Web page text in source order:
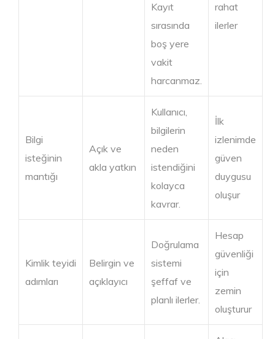
Kayıt
sırasında
boş yere
vakit
harcanmaz.
rahat
ilerler
Bilgi
isteğinin
mantığı
Açık ve
akla yatkın
Kullanıcı,
bilgilerin
neden
istendiğini
kolayca
kavrar.
İlk
izlenimde
güven
duygusu
oluşur
Kimlik teyidi
adımları
Belirgin ve
açıklayıcı
Doğrulama
sistemi
şeffaf ve
planlı ilerler.
Hesap
güvenliği
için
zemin
oluşturur